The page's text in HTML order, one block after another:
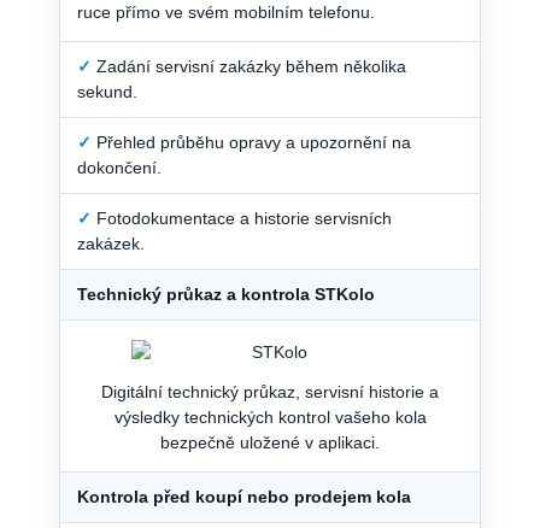
ruce přímo ve svém mobilním telefonu.
✓ Zadání servisní zakázky během několika
sekund.
✓ Přehled průběhu opravy a upozornění na
dokončení.
✓ Fotodokumentace a historie servisních
zakázek.
Technický průkaz a kontrola STKolo
Digitální technický průkaz, servisní historie a
výsledky technických kontrol vašeho kola
bezpečně uložené v aplikaci.
Kontrola před koupí nebo prodejem kola